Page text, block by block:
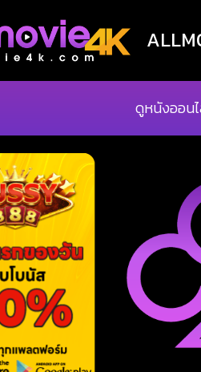
ดูหนังออน